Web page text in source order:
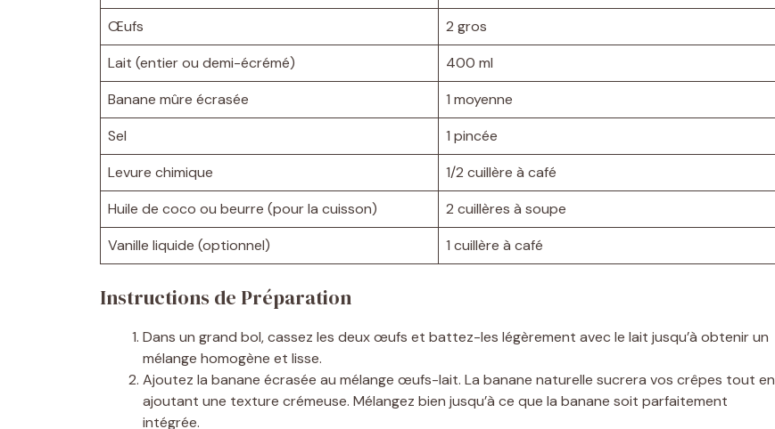
Œufs
2 gros
Lait (entier ou demi-écrémé)
400 ml
Banane mûre écrasée
1 moyenne
Sel
1 pincée
Levure chimique
1/2 cuillère à café
Huile de coco ou beurre (pour la cuisson)
2 cuillères à soupe
Vanille liquide (optionnel)
1 cuillère à café
Instructions de Préparation
Dans un grand bol, cassez les deux œufs et battez-les légèrement avec le lait jusqu’à obtenir un
mélange homogène et lisse.
Ajoutez la banane écrasée au mélange œufs-lait. La banane naturelle sucrera vos crêpes tout en
ajoutant une texture crémeuse. Mélangez bien jusqu’à ce que la banane soit parfaitement
intégrée.